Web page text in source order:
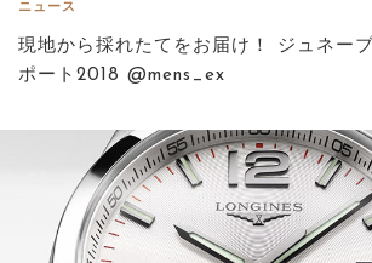
ニュース
現地から採れたてをお届け！ ジュネー
ポート2018 @mens_ex